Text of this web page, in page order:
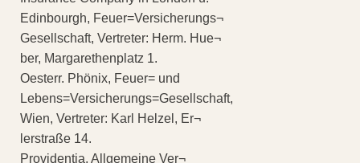
Edinbourgh, Feuer=Versicherungs¬
Gesellschaft, Vertreter: Herm. Hue¬
ber, Margarethenplatz 1.
Oesterr. Phönix, Feuer= und
Lebens=Versicherungs=Gesellschaft,
Wien, Vertreter: Karl Helzel, Er¬
lerstraße 14.
Providentia, Allgemeine Ver¬